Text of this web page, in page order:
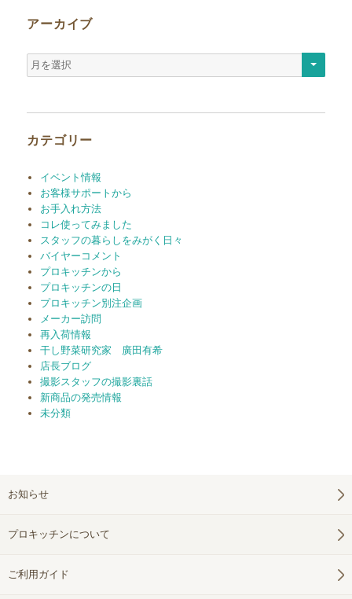
アーカイブ
ア
ー
カテゴリー
イベント情報
お客様サポートから
お手入れ方法
コレ使ってみました
スタッフの暮らしをみがく日々
バイヤーコメント
プロキッチンから
プロキッチンの日
プロキッチン別注企画
メーカー訪問
再入荷情報
干し野菜研究家 廣田有希
店長ブログ
撮影スタッフの撮影裏話
新商品の発売情報
未分類
お知らせ
プロキッチンについて
ご利用ガイド